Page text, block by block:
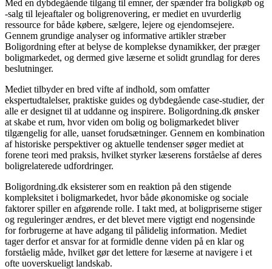
Med en dybdegående tilgang til emner, der spænder fra boligkøb og
-salg til lejeaftaler og boligrenovering, er mediet en uvurderlig
ressource for både købere, sælgere, lejere og ejendomsejere.
Gennem grundige analyser og informative artikler stræber
Boligordning efter at belyse de komplekse dynamikker, der præger
boligmarkedet, og dermed give læserne et solidt grundlag for deres
beslutninger.
Mediet tilbyder en bred vifte af indhold, som omfatter
ekspertudtalelser, praktiske guides og dybdegående case-studier, der
alle er designet til at uddanne og inspirere. Boligordning.dk ønsker
at skabe et rum, hvor viden om bolig og boligmarkedet bliver
tilgængelig for alle, uanset forudsætninger. Gennem en kombination
af historiske perspektiver og aktuelle tendenser søger mediet at
forene teori med praksis, hvilket styrker læserens forståelse af deres
boligrelaterede udfordringer.
Boligordning.dk eksisterer som en reaktion på den stigende
kompleksitet i boligmarkedet, hvor både økonomiske og sociale
faktorer spiller en afgørende rolle. I takt med, at boligpriserne stiger
og reguleringer ændres, er det blevet mere vigtigt end nogensinde
for forbrugerne at have adgang til pålidelig information. Mediet
tager derfor et ansvar for at formidle denne viden på en klar og
forståelig måde, hvilket gør det lettere for læserne at navigere i et
ofte uoverskueligt landskab.